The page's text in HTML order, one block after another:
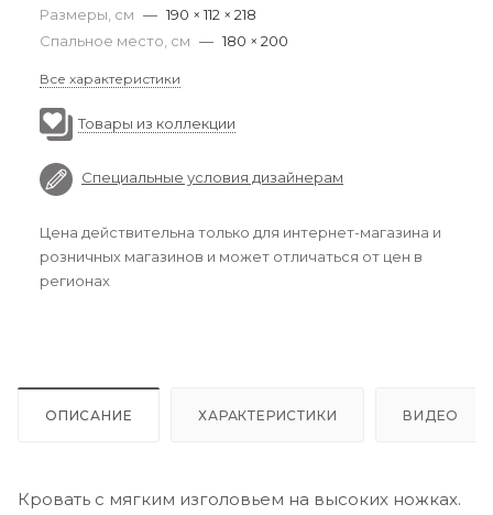
Размеры, см — 190 × 112 × 218
Спальное место, см — 180 × 200
Все характеристики
Товары из коллекции
Специальные условия дизайнерам
Цена действительна только для интернет-магазина и
розничных магазинов и может отличаться от цен в
регионах
ОПИСАНИЕ ХАРАКТЕРИСТИКИ ВИДЕО
Кровать с мягким изголовьем на высоких ножках.